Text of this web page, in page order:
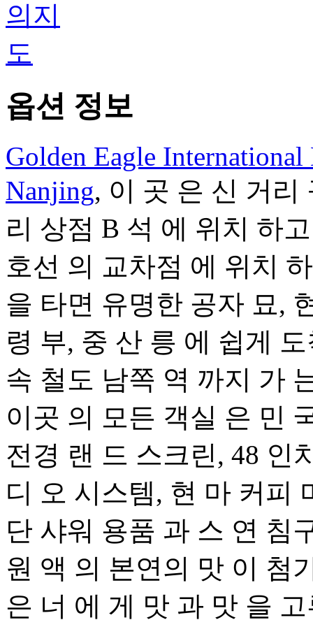
옵션 정보
Golden Eagle International
Nanjing, 이 곳 은 신 거리
리 상점 B 석 에 위치 하
호선 의 교차점 에 위치
을 타면 유명한 공자 묘,
령 부, 중 산 릉 에 쉽게
속 철도 남쪽 역 까지 가
이곳 의 모든 객실 은 민
전경 랜 드 스크린, 48 인
디 오 시스템, 현 마 커피
단 샤워 용품 과 스 연 침
원 액 의 본연의 맛 이 첨
은 너 에 게 맛 과 맛 을